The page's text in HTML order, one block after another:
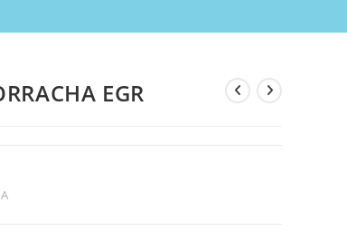
EGR